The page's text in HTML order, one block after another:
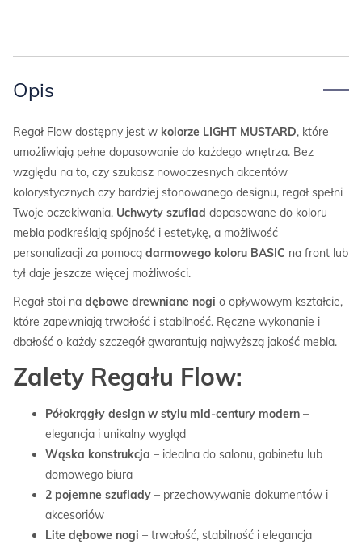
Opis
Regał Flow dostępny jest w kolorze LIGHT MUSTARD, które
umożliwiają pełne dopasowanie do każdego wnętrza. Bez
względu na to, czy szukasz nowoczesnych akcentów
kolorystycznych czy bardziej stonowanego designu, regał spełni
Twoje oczekiwania. Uchwyty szuflad dopasowane do koloru
mebla podkreślają spójność i estetykę, a możliwość
personalizacji za pomocą darmowego koloru BASIC na front lub
tył daje jeszcze więcej możliwości.
Regał stoi na dębowe drewniane nogi o opływowym kształcie,
które zapewniają trwałość i stabilność. Ręczne wykonanie i
dbałość o każdy szczegół gwarantują najwyższą jakość mebla.
Zalety Regału Flow:
Półokrągły design w stylu mid-century modern –
elegancja i unikalny wygląd
Wąska konstrukcja – idealna do salonu, gabinetu lub
domowego biura
2 pojemne szuflady – przechowywanie dokumentów i
akcesoriów
Lite dębowe nogi – trwałość, stabilność i elegancja